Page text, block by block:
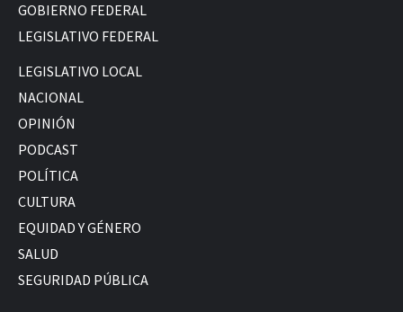
GOBIERNO FEDERAL
LEGISLATIVO FEDERAL
LEGISLATIVO LOCAL
NACIONAL
OPINIÓN
PODCAST
POLÍTICA
CULTURA
EQUIDAD Y GÉNERO
SALUD
SEGURIDAD PÚBLICA